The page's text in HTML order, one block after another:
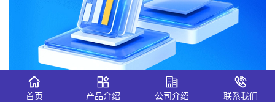
首页 产品介绍 公司介绍 联系我们